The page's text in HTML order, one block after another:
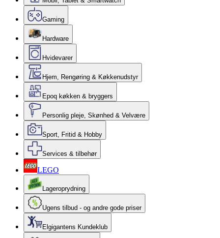
Gaming
Hardware
Hvidevarer
Hjem, Rengøring & Køkkenudstyr
Epoq køkken & bryggers
Personlig pleje, Skønhed & Velvære
Sport, Fritid & Hobby
Services & tilbehør
LEGO
Lageroprydning
Ugens tilbud - og andre gode priser
Elgigantens Kundeklub